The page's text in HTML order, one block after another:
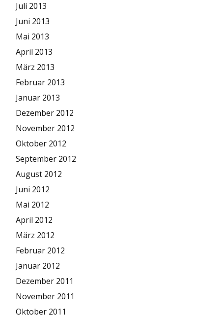
Juli 2013
Juni 2013
Mai 2013
April 2013
März 2013
Februar 2013
Januar 2013
Dezember 2012
November 2012
Oktober 2012
September 2012
August 2012
Juni 2012
Mai 2012
April 2012
März 2012
Februar 2012
Januar 2012
Dezember 2011
November 2011
Oktober 2011